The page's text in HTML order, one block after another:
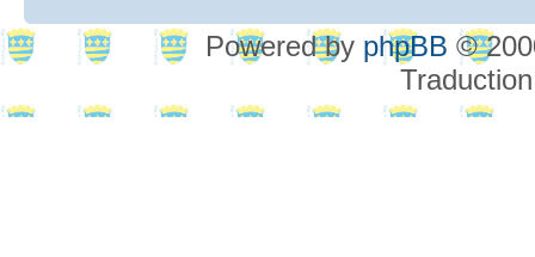
Powered by phpBB ©